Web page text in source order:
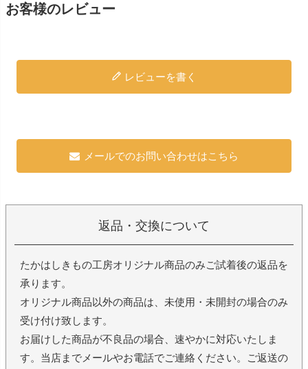
お客様のレビュー
レビューを書く
メールでのお問い合わせはこちら
返品・交換について
たかはしきもの工房オリジナル商品のみご試着後の返品を
承ります。
オリジナル商品以外の商品は、未使用・未開封の場合のみ
受け付け致します。
お届けした商品が不良品の場合、速やかに対応いたしま
す。当店までメールやお電話でご連絡ください。ご返送の